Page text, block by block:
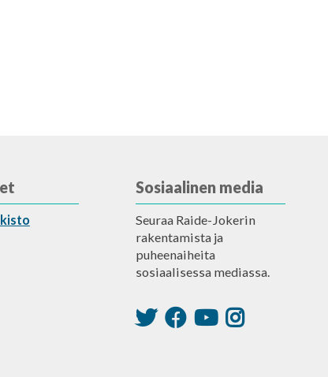
Sosiaalinen media
Seuraa Raide-Jokerin
rakentamista ja
puheenaiheita
sosiaalisessa mediassa.